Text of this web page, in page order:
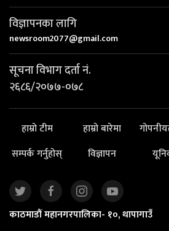
विज्ञापनका लागि
newsroom2077@gmail.com
सूचना विभाग दर्ता नं.
२६८६/२०७७-०७८
हाम्रो टीम हाम्रो बारेमा
सम्पर्क गर्नुहोस्
विज्ञापन
काठमाडौं महानगरपालिका- १०, थापागाउँ